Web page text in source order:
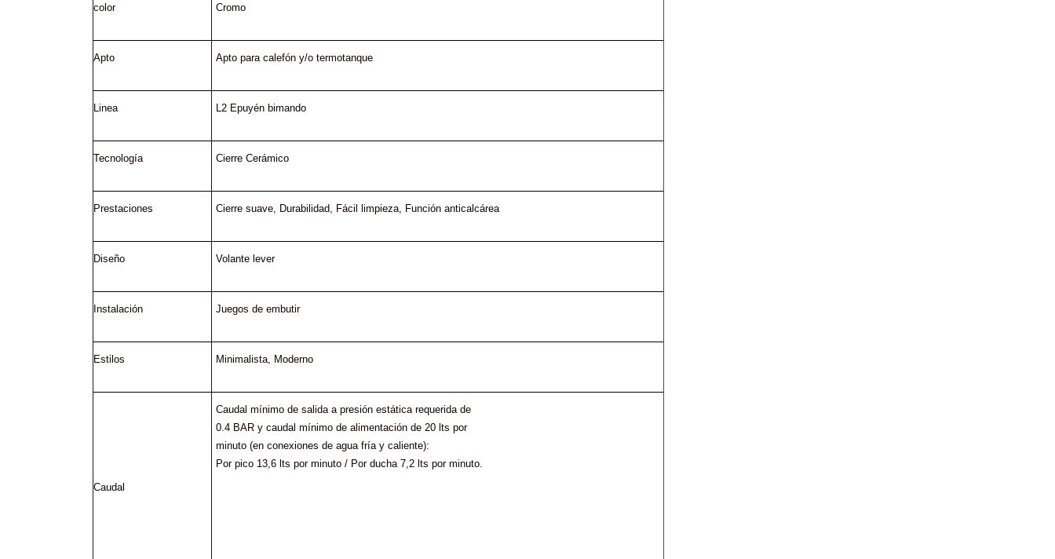
color Cromo
Apto Apto para calefón y/o termotanque
Linea L2 Epuyén bimando
Tecnología Cierre Cerámico
Prestaciones Cierre suave Durabilidad Fácil limpieza Función anticalcárea
Diseño Volante lever
Instalación Juegos de embutir
Estilos Minimalista Moderno
Caudal
Caudal mínimo de salida a presión estática requerida de
0.4 BAR y caudal mínimo de alimentación de 20 lts por
minuto (en conexiones de agua fría y caliente):
Por pico 13,6 lts por minuto / Por ducha 7,2 lts por minuto.